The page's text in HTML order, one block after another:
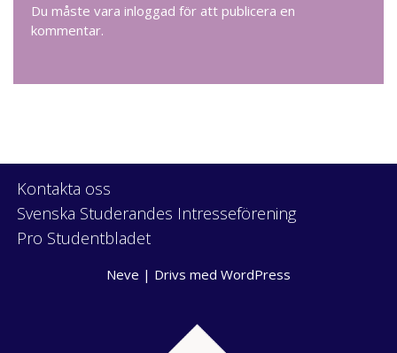
Du måste vara inloggad för att publicera en
kommentar.
Kontakta oss
Svenska Studerandes Intresseförening
Pro Studentbladet
Neve | Drivs med WordPress